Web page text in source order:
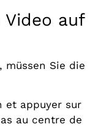
Video auf
müssen Sie die
et appuyer sur
au centre de